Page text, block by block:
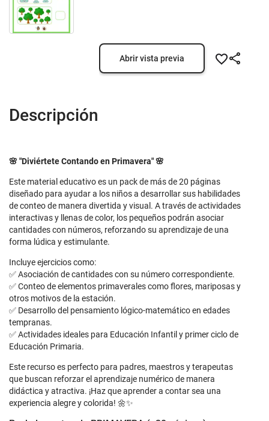
Abrir vista previa
Descripción
🌸 "Diviértete Contando en Primavera" 🌸
Este material educativo es un pack de más de 20 páginas
diseñado para ayudar a los niños a desarrollar sus habilidades
de conteo de manera divertida y visual. A través de actividades
interactivas y llenas de color, los pequeños podrán asociar
cantidades con números, reforzando su aprendizaje de una
forma lúdica y estimulante.
Incluye ejercicios como:
✅ Asociación de cantidades con su número correspondiente.
✅ Conteo de elementos primaverales como flores, mariposas y
otros motivos de la estación.
✅ Desarrollo del pensamiento lógico-matemático en edades
tempranas.
✅ Actividades ideales para Educación Infantil y primer ciclo de
Educación Primaria.
Este recurso es perfecto para padres, maestros y terapeutas
que buscan reforzar el aprendizaje numérico de manera
didáctica y atractiva. ¡Haz que aprender a contar sea una
experiencia alegre y colorida! 🌼✨